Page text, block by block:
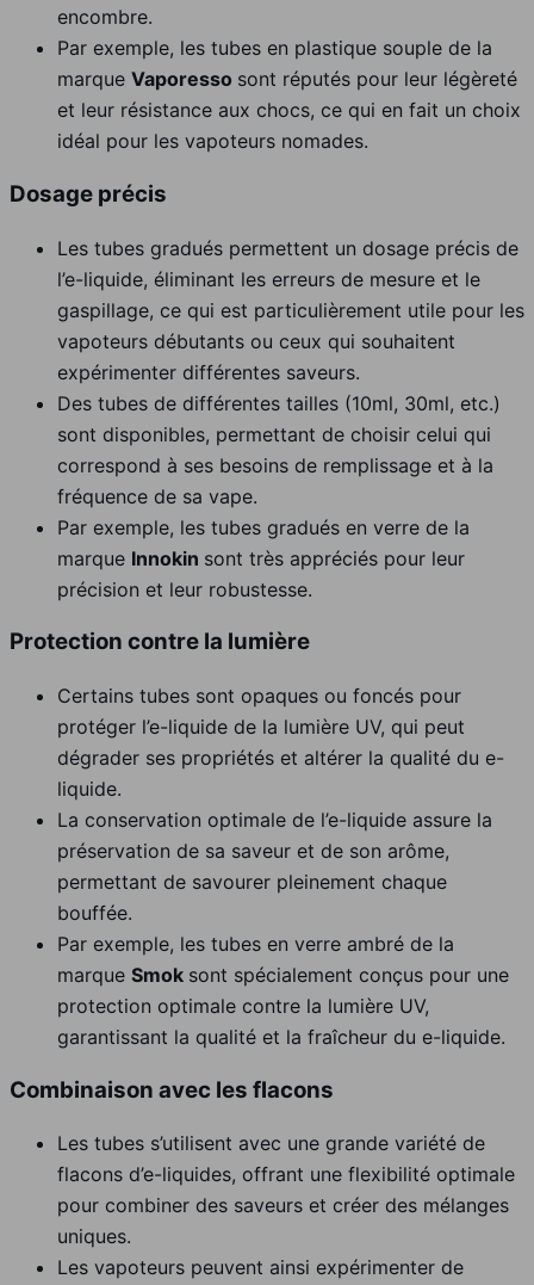
encombre.
Par exemple, les tubes en plastique souple de la
marque Vaporesso sont réputés pour leur légèreté
et leur résistance aux chocs, ce qui en fait un choix
idéal pour les vapoteurs nomades.
Dosage précis
Les tubes gradués permettent un dosage précis de
l’e-liquide, éliminant les erreurs de mesure et le
gaspillage, ce qui est particulièrement utile pour les
vapoteurs débutants ou ceux qui souhaitent
expérimenter différentes saveurs.
Des tubes de différentes tailles (10ml, 30ml, etc.)
sont disponibles, permettant de choisir celui qui
correspond à ses besoins de remplissage et à la
fréquence de sa vape.
Par exemple, les tubes gradués en verre de la
marque Innokin sont très appréciés pour leur
précision et leur robustesse.
Protection contre la lumière
Certains tubes sont opaques ou foncés pour
protéger l’e-liquide de la lumière UV, qui peut
dégrader ses propriétés et altérer la qualité du e-
liquide.
La conservation optimale de l’e-liquide assure la
préservation de sa saveur et de son arôme,
permettant de savourer pleinement chaque
bouffée.
Par exemple, les tubes en verre ambré de la
marque Smok sont spécialement conçus pour une
protection optimale contre la lumière UV,
garantissant la qualité et la fraîcheur du e-liquide.
Combinaison avec les flacons
Les tubes s’utilisent avec une grande variété de
flacons d’e-liquides, offrant une flexibilité optimale
pour combiner des saveurs et créer des mélanges
uniques.
Les vapoteurs peuvent ainsi expérimenter de